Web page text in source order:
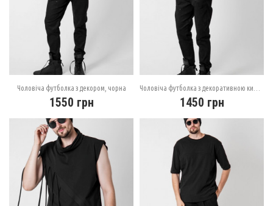
Чоловіча футболка з декором, чорна
1550 грн 1450 грн